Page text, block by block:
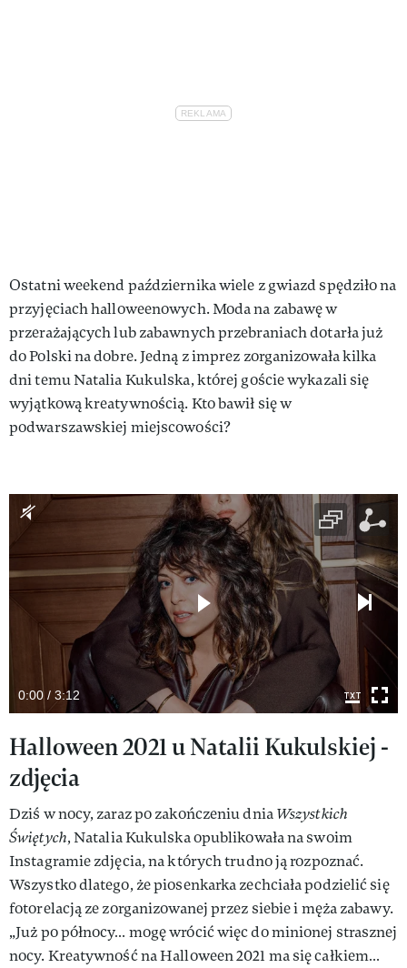
Ostatni weekend października wiele z gwiazd spędziło na
przyjęciach halloweenowych. Moda na zabawę w
przerażających lub zabawnych przebraniach dotarła już
do Polski na dobre. Jedną z imprez zorganizowała kilka
dni temu Natalia Kukulska, której goście wykazali się
wyjątkową kreatywnością. Kto bawił się w
podwarszawskiej miejscowości?
0:00 / 3:12
Halloween 2021 u Natalii Kukulskiej -
zdjęcia
Dziś w nocy, zaraz po zakończeniu dniaWszystkich
Świętych, Natalia Kukulska opublikowała na swoim
Instagramie zdjęcia, na których trudno ją rozpoznać.
Wszystko dlatego, że piosenkarka zechciała podzielić się
fotorelacją ze zorganizowanej przez siebie i męża zabawy.
„Już po północy… mogę wrócić więc do minionej strasznej
nocy. Kreatywność na Halloween 2021 ma się całkiem…